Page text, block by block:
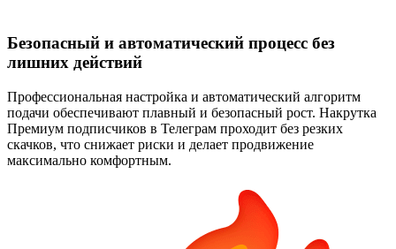
Безопасный и автоматический процесс без
лишних действий
Профессиональная настройка и автоматический алгоритм
подачи обеспечивают плавный и безопасный рост. Накрутка
Премиум подписчиков в Телеграм проходит без резких
скачков, что снижает риски и делает продвижение
максимально комфортным.